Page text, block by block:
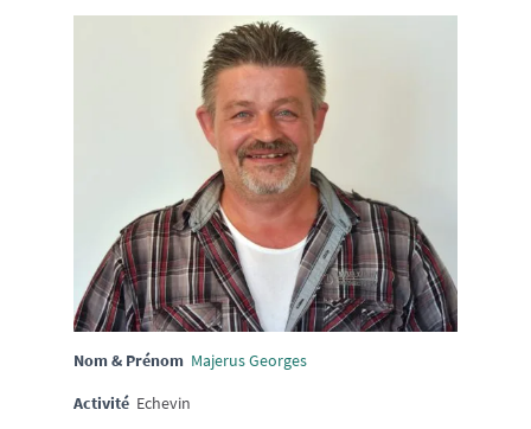
Nom & Prénom Majerus Georges
Activité Echevin